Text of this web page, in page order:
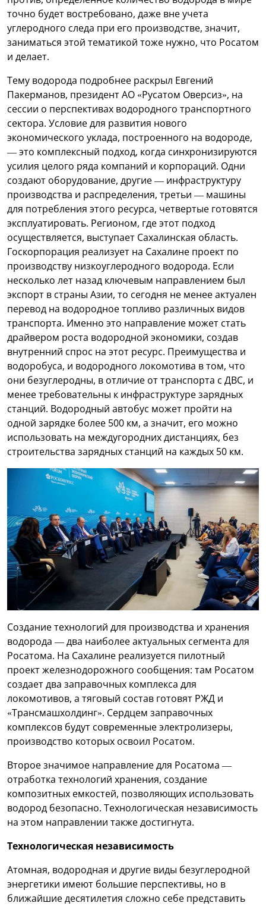
точно будет востребовано, даже вне учета
углеродного следа при его производстве, значит,
заниматься этой тематикой тоже нужно, что Росатом
и делает.
Тему водорода подробнее раскрыл Евгений
Пакерманов, президент АО «Русатом Оверсиз», на
сессии о перспективах водородного транспортного
сектора. Условие для развития нового
экономического уклада, построенного на водороде,
— это комплексный подход, когда синхронизируются
усилия целого ряда компаний и корпораций. Одни
создают оборудование, другие — инфраструктуру
производства и распределения, третьи — машины
для потребления этого ресурса, четвертые готовятся
эксплуатировать. Регионом, где этот подход
осуществляется, выступает Сахалинская область.
Госкорпорация реализует на Сахалине проект по
производству низкоуглеродного водорода. Если
несколько лет назад ключевым направлением был
экспорт в страны Азии, то сегодня не менее актуален
перевод на водородное топливо различных видов
транспорта. Именно это направление может стать
драйвером роста водородной экономики, создав
внутренний спрос на этот ресурс. Преимущества и
водоробуса, и водородного локомотива в том, что
они безуглеродны, в отличие от транспорта с ДВС, и
менее требовательны к инфраструктуре зарядных
станций. Водородный автобус может пройти на
одной зарядке более 500 км, а значит, его можно
использовать на междугородних дистанциях, без
строительства зарядных станций на каждых 50 км.
Создание технологий для производства и хранения
водорода — два наиболее актуальных сегмента для
Росатома. На Сахалине реализуется пилотный
проект железнодорожного сообщения: там Росатом
создает два заправочных комплекса для
локомотивов, а тяговый состав готовят РЖД и
«Трансмашхолдинг». Сердцем заправочных
комплексов будут современные электролизеры,
производство которых освоил Росатом.
Второе значимое направление для Росатома —
отработка технологий хранения, создание
композитных емкостей, позволяющих использовать
водород безопасно. Технологическая независимость
на этом направлении также достигнута.
Технологическая независимость
Атомная, водородная и другие виды безуглеродной
энергетики имеют большие перспективы, но в
ближайшие десятилетия сложно себе представить